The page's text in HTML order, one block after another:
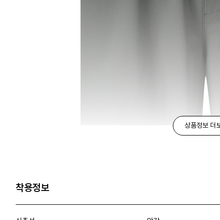
상품정보 더
착용정보